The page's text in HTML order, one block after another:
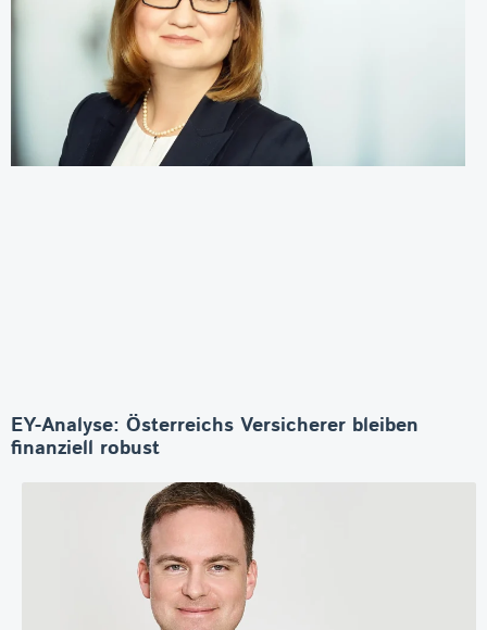
EY-Analyse: Österreichs Versicherer bleiben
finanziell robust